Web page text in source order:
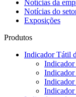
Notícias da
Notícias do
Exposições
Produtos
Indicador Tátil